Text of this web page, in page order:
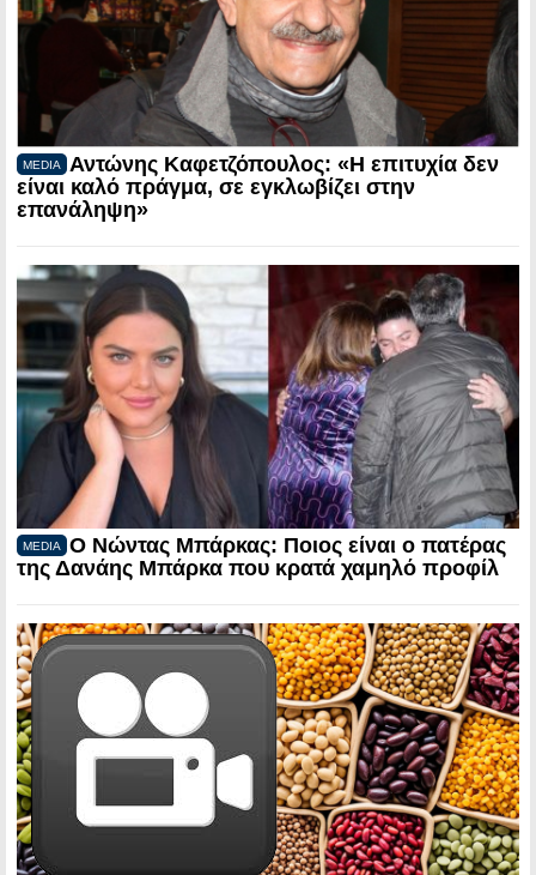
MEDIA
Αντώνης Καφετζόπουλος: «Η επιτυχία δεν
είναι καλό πράγμα, σε εγκλωβίζει στην
επανάληψη»
MEDIA
Ο Νώντας Μπάρκας: Ποιος είναι ο πατέρας
της Δανάης Μπάρκα που κρατά χαμηλό προφίλ